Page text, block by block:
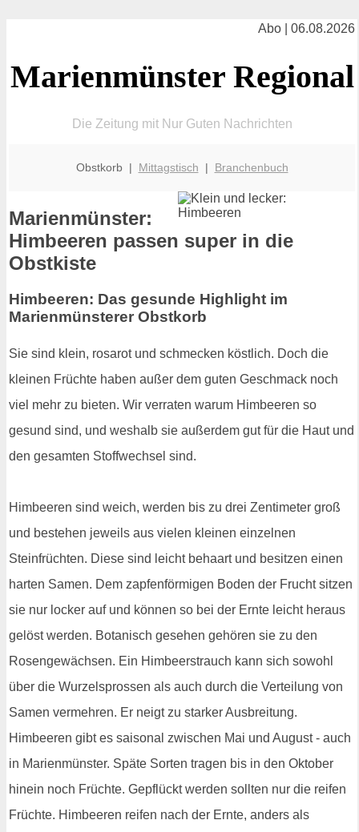
Abo | 06.08.2026
Marienmünster Regional
Die Zeitung mit Nur Guten Nachrichten
Obstkorb | Mittagstisch | Branchenbuch
Marienmünster:
Himbeeren passen super in die
Obstkiste
Himbeeren: Das gesunde Highlight im
Marienmünsterer Obstkorb
Sie sind klein, rosarot und schmecken köstlich. Doch die
kleinen Früchte haben außer dem guten Geschmack noch
viel mehr zu bieten. Wir verraten warum Himbeeren so
gesund sind, und weshalb sie außerdem gut für die Haut und
den gesamten Stoffwechsel sind.
Himbeeren sind weich, werden bis zu drei Zentimeter groß
und bestehen jeweils aus vielen kleinen einzelnen
Steinfrüchten. Diese sind leicht behaart und besitzen einen
harten Samen. Dem zapfenförmigen Boden der Frucht sitzen
sie nur locker auf und können so bei der Ernte leicht heraus
gelöst werden. Botanisch gesehen gehören sie zu den
Rosengewächsen. Ein Himbeerstrauch kann sich sowohl
über die Wurzelsprossen als auch durch die Verteilung von
Samen vermehren. Er neigt zu starker Ausbreitung.
Himbeeren gibt es saisonal zwischen Mai und August - auch
in Marienmünster. Späte Sorten tragen bis in den Oktober
hinein noch Früchte. Gepflückt werden sollten nur die reifen
Früchte. Himbeeren reifen nach der Ernte, anders als